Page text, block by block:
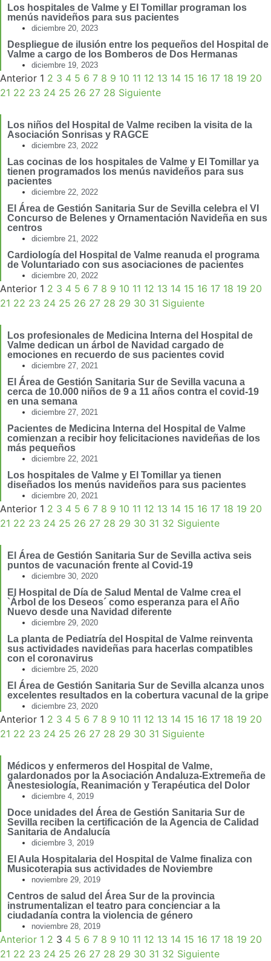
Los hospitales de Valme y El Tomillar programan los
menús navideños para sus pacientes
diciembre 20, 2023
Despliegue de ilusión entre los pequeños del Hospital de
Valme a cargo de los Bomberos de Dos Hermanas
diciembre 19, 2023
Anterior 1 2 3 4 5 6 7 8 9 10 11 12 13 14 15 16 17 18 19 20
21 22 23 24 25 26 27 28 Siguiente
Los niños del Hospital de Valme reciben la visita de la
Asociación Sonrisas y RAGCE
diciembre 23, 2022
Las cocinas de los hospitales de Valme y El Tomillar ya
tienen programados los menús navideños para sus
pacientes
diciembre 22, 2022
El Área de Gestión Sanitaria Sur de Sevilla celebra el VI
Concurso de Belenes y Ornamentación Navideña en sus
centros
diciembre 21, 2022
Cardiología del Hospital de Valme reanuda el programa
de Voluntariado con sus asociaciones de pacientes
diciembre 20, 2022
Anterior 1 2 3 4 5 6 7 8 9 10 11 12 13 14 15 16 17 18 19 20
21 22 23 24 25 26 27 28 29 30 31 Siguiente
Los profesionales de Medicina Interna del Hospital de
Valme dedican un árbol de Navidad cargado de
emociones en recuerdo de sus pacientes covid
diciembre 27, 2021
El Área de Gestión Sanitaria Sur de Sevilla vacuna a
cerca de 10.000 niños de 9 a 11 años contra el covid-19
en una semana
diciembre 27, 2021
Pacientes de Medicina Interna del Hospital de Valme
comienzan a recibir hoy felicitaciones navideñas de los
más pequeños
diciembre 22, 2021
Los hospitales de Valme y El Tomillar ya tienen
diseñados los menús navideños para sus pacientes
diciembre 20, 2021
Anterior 1 2 3 4 5 6 7 8 9 10 11 12 13 14 15 16 17 18 19 20
21 22 23 24 25 26 27 28 29 30 31 32 Siguiente
El Área de Gestión Sanitaria Sur de Sevilla activa seis
puntos de vacunación frente al Covid-19
diciembre 30, 2020
El Hospital de Día de Salud Mental de Valme crea el
`Árbol de los Deseos´ como esperanza para el Año
Nuevo desde una Navidad diferente
diciembre 29, 2020
La planta de Pediatría del Hospital de Valme reinventa
sus actividades navideñas para hacerlas compatibles
con el coronavirus
diciembre 25, 2020
El Área de Gestión Sanitaria Sur de Sevilla alcanza unos
excelentes resultados en la cobertura vacunal de la gripe
diciembre 23, 2020
Anterior 1 2 3 4 5 6 7 8 9 10 11 12 13 14 15 16 17 18 19 20
21 22 23 24 25 26 27 28 29 30 31 Siguiente
Médicos y enfermeros del Hospital de Valme,
galardonados por la Asociación Andaluza-Extremeña de
Anestesiología, Reanimación y Terapéutica del Dolor
diciembre 4, 2019
Doce unidades del Área de Gestión Sanitaria Sur de
Sevilla reciben la certificación de la Agencia de Calidad
Sanitaria de Andalucía
diciembre 3, 2019
El Aula Hospitalaria del Hospital de Valme finaliza con
Musicoterapia sus actividades de Noviembre
noviembre 29, 2019
Centros de salud del Área Sur de la provincia
instrumentalizan el teatro para concienciar a la
ciudadanía contra la violencia de género
noviembre 28, 2019
Anterior 1 2 3 4 5 6 7 8 9 10 11 12 13 14 15 16 17 18 19 20
21 22 23 24 25 26 27 28 29 30 31 32 Siguiente